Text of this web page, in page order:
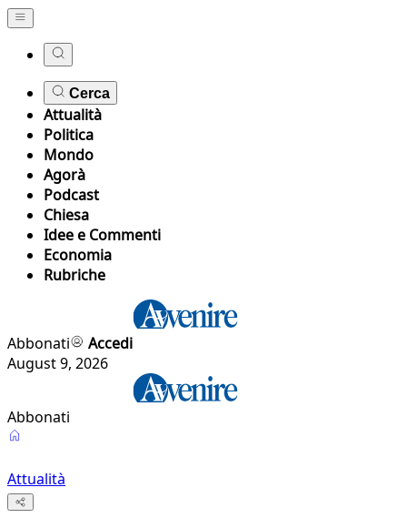
Cerca
Attualità
Politica
Mondo
Agorà
Podcast
Chiesa
Idee e Commenti
Economia
Rubriche
Abbonati
Accedi
August 9, 2026
Abbonati
Attualità